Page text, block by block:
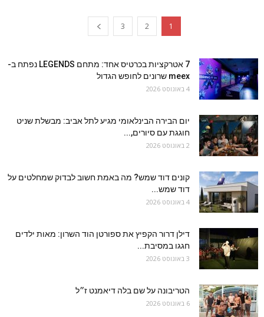
1
2
3
7 אטרקציות בכרטיס אחד: מתחם LEGENDS נפתח ב-
meex שרונים לחופש הגדול
4 באוגוסט 2026
יום הבירה הבינלאומי מגיע לתל אביב: מבשלת שניט
חוגגת עם סיורים,...
2 באוגוסט 2026
קונים דוד שמש? מה באמת חשוב לבדוק שמחלטים על
דוד שמש...
4 באוגוסט 2026
דילן דרור הקפיץ את ספורטן הוד השרון: מאות ילדים
חגגו במסיבת...
3 באוגוסט 2026
הטריבונה על שם בלה דיאמנט ז״ל
6 באוגוסט 2026